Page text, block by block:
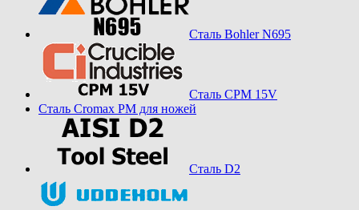
Сталь Bohler N695
Сталь CPM 15V
Сталь Cromax PM для ножей
Сталь D2